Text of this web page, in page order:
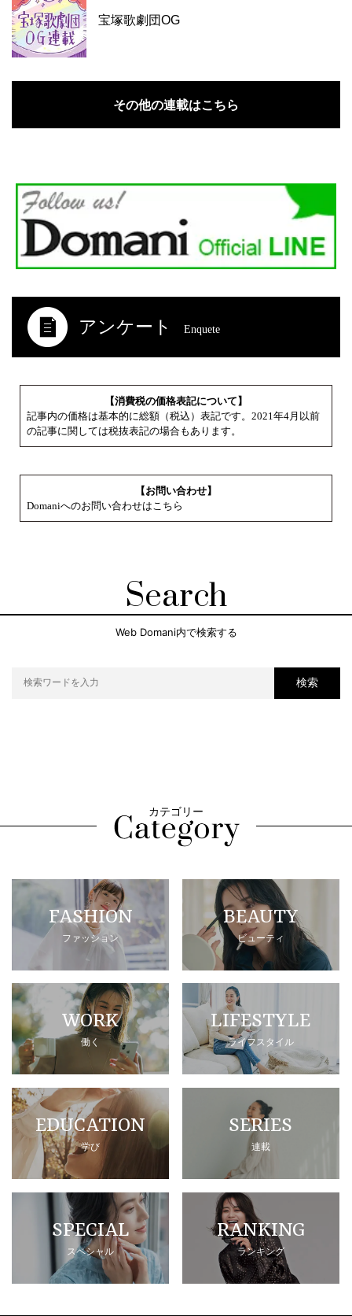
宝塚歌劇団OG
その他の連載はこちら
アンケート Enquete
【消費税の価格表記について】
記事内の価格は基本的に総額（税込）表記です。2021年4月以前
の記事に関しては税抜表記の場合もあります。
【お問い合わせ】
Domaniへのお問い合わせはこちら
Search
Web Domani内で検索する
検索
カテゴリー
FASHION
ファッション
BEAUTY
ビューティ
WORK
働く
LIFESTYLE
ライフスタイル
EDUCATION
学び
SERIES
連載
SPECIAL
スペシャル
RANKING
ランキング